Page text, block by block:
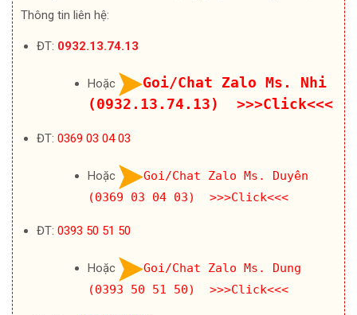
Thông tin liên hệ:
ĐT: 0932.13.74.13
Hoặc
Goi/Chat Zalo Ms. Nhi
(0932.13.74.13) >>>Click<<<
ĐT: 0369 03 04 03
Hoặc
Goi/Chat Zalo Ms. Duyên
(0369 03 04 03) >>>Click<<<
ĐT: 0393 50 51 50
Hoặc
Goi/Chat Zalo Ms. Dung
(0393 50 51 50) >>>Click<<<